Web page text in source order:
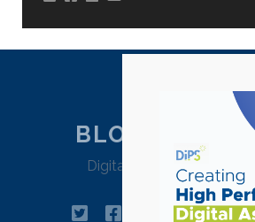
BLOG
Digital Agency Jakarta –
twitterfacebookinstagram